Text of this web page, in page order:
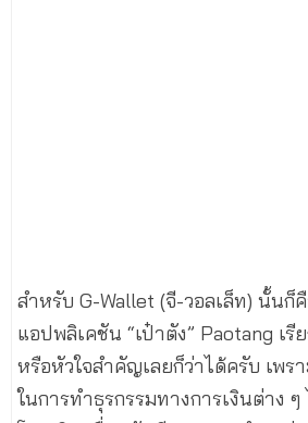
สำหรับ G-Wallet (จี-วอลเล็ท) นั้นก็
แอปพลิเคชัน “เป๋าตัง” Paotang เรี
หรือหัวใจสำคัญเลยก็ว่าได้ครับ เพร
ในการทำธุรกรรมทางการเงินต่าง ๆ